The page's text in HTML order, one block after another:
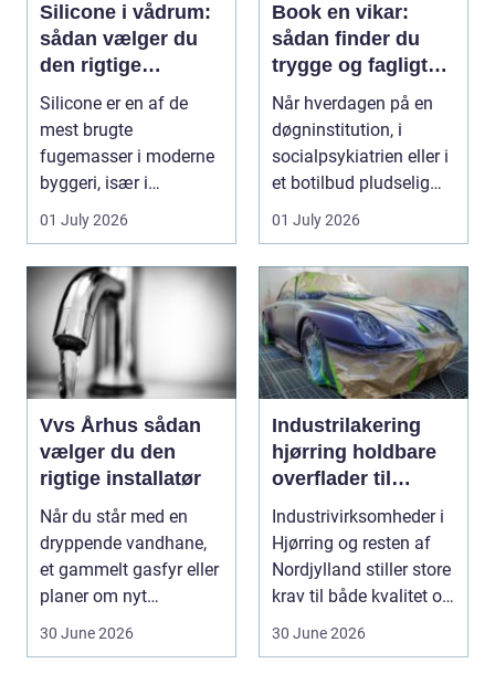
Silicone i vådrum:
sådan vælger du
den rigtige
fugemasse
Silicone er en af de
mest brugte
fugemasser i moderne
byggeri, især i
badeværelser, køkkener
01 July 2026
Book en vikar:
sådan finder du
trygge og fagligt
stærke løsninger
Når hverdagen på en
døgninstitution, i
socialpsykiatrien eller i
et botilbud pludselig
ændrer sig, k...
01 July 2026
Vvs Århus sådan
vælger du den
rigtige installatør
Når du står med en
dryppende vandhane,
et gammelt gasfyr eller
planer om nyt
badeværelse, bliver
30 June 2026
Industrilakering
hjørring holdbare
overflader til
industri og erhverv
Industrivirksomheder i
Hjørring og resten af
Nordjylland stiller store
krav til både kvalitet og
hol...
30 June 2026